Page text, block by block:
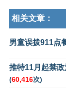
相关文章：
男童误拨911点
推特11月起禁
(60,416次)